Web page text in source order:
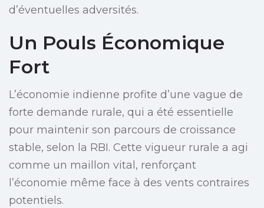
d’éventuelles adversités.
Un Pouls Économique
Fort
L’économie indienne profite d’une vague de
forte demande rurale, qui a été essentielle
pour maintenir son parcours de croissance
stable, selon la RBI. Cette vigueur rurale a agi
comme un maillon vital, renforçant
l’économie même face à des vents contraires
potentiels.